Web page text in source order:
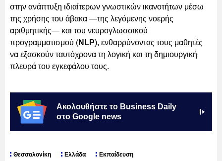
στην ανάπτυξη ιδιαίτερων γνωστικών ικανοτήτων μέσω
της χρήσης του άβακα —της λεγόμενης νοερής
αριθμητικής— και του νευρογλωσσικού
προγραμματισμού (NLP), ενθαρρύνοντας τους μαθητές
να εξασκούν ταυτόχρονα τη λογική και τη δημιουργική
πλευρά του εγκεφάλου τους.
Ακολουθήστε το Business Daily
στο Google news
Θεσσαλονίκη Ελλάδα Εκπαίδευση